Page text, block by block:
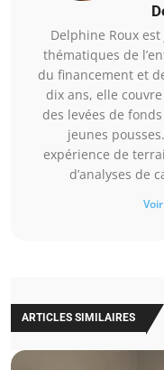
Delphine Roux
thématiques de
du financement et
dix ans, elle
des levées de
jeunes
expérience de
d’analyses de
ARTICLES SIMILAIRES